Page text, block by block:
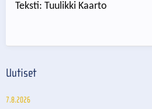
Teksti: Tuulikki Kaarto
Uutiset
7.8.2026